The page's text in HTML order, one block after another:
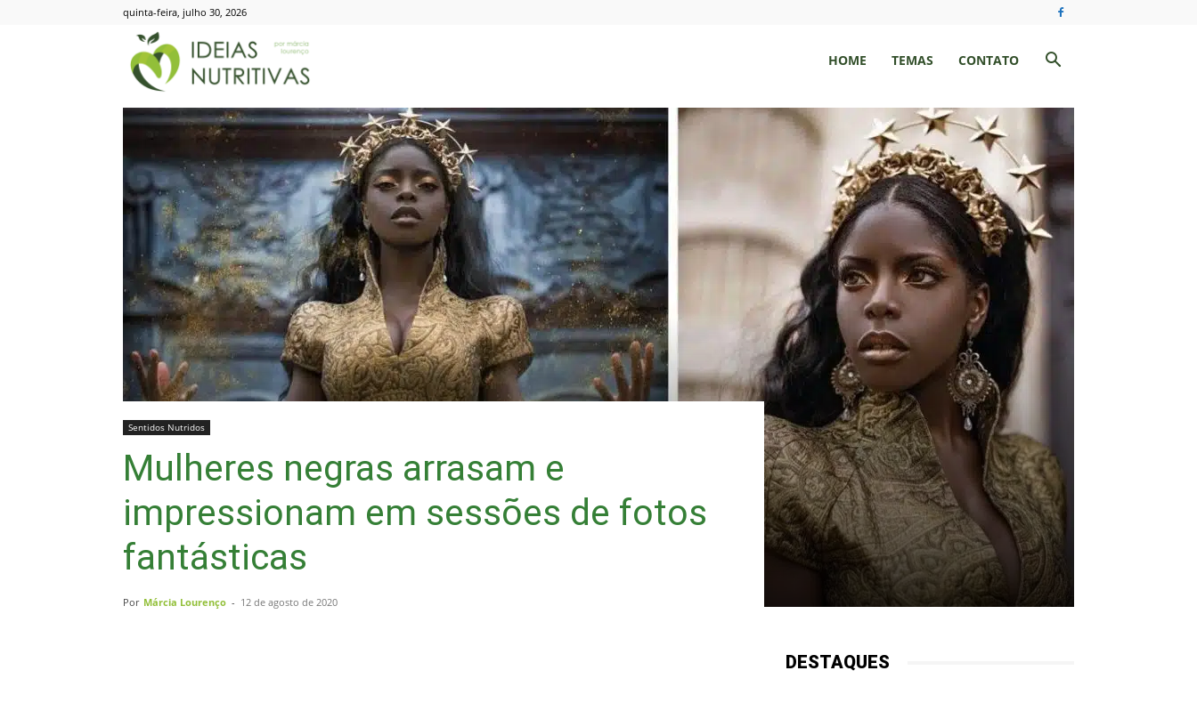
quinta-feira, julho 30, 2026
Nutritivas
HOME TEMAS CONTATO
Sentidos Nutridos
Mulheres negras arrasam e
impressionam em sessões de fotos
fantásticas
Por Márcia Lourenço - 12 de agosto de 2020
DESTAQUES